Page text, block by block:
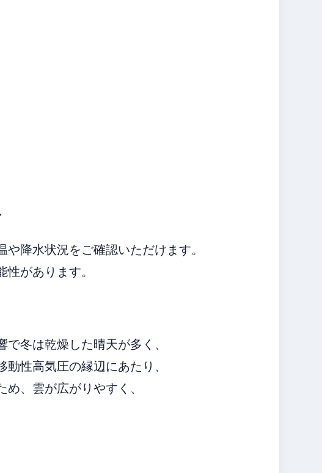
降水状況をご確認いただけます。
があります。
冬は乾燥した晴天が多く、
性高気圧の縁辺にあたり、
、雲が広がりやすく、